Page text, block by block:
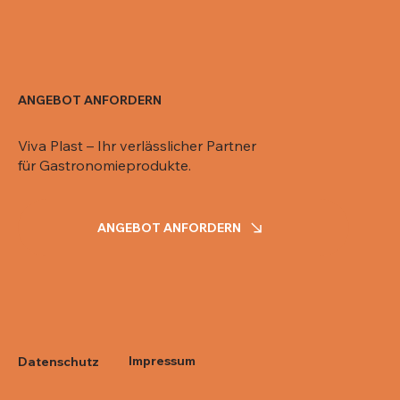
ANGEBOT ANFORDERN
Viva Plast – Ihr verlässlicher Partner
für Gastronomieprodukte.
ANGEBOT ANFORDERN
Datenschutz Impressum